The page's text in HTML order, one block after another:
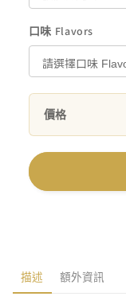
減
少
口味 Flavors
價格
描述 額外資訊